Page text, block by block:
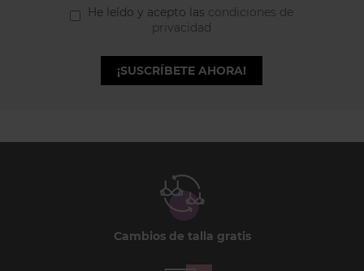
He leído y acepto las condiciones de
privacidad
¡SUSCRÍBETE AHORA!
Cambios de talla gratis